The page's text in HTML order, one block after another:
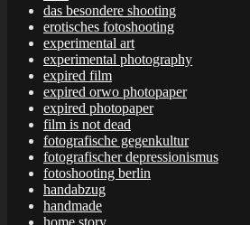
das besondere shooting
erotisches fotoshooting
experimental art
experimental photography
expired film
expired orwo photopaper
expired photopaper
film is not dead
fotografische gegenkultur
fotografischer depressionismus
fotoshooting berlin
handabzug
handmade
home story